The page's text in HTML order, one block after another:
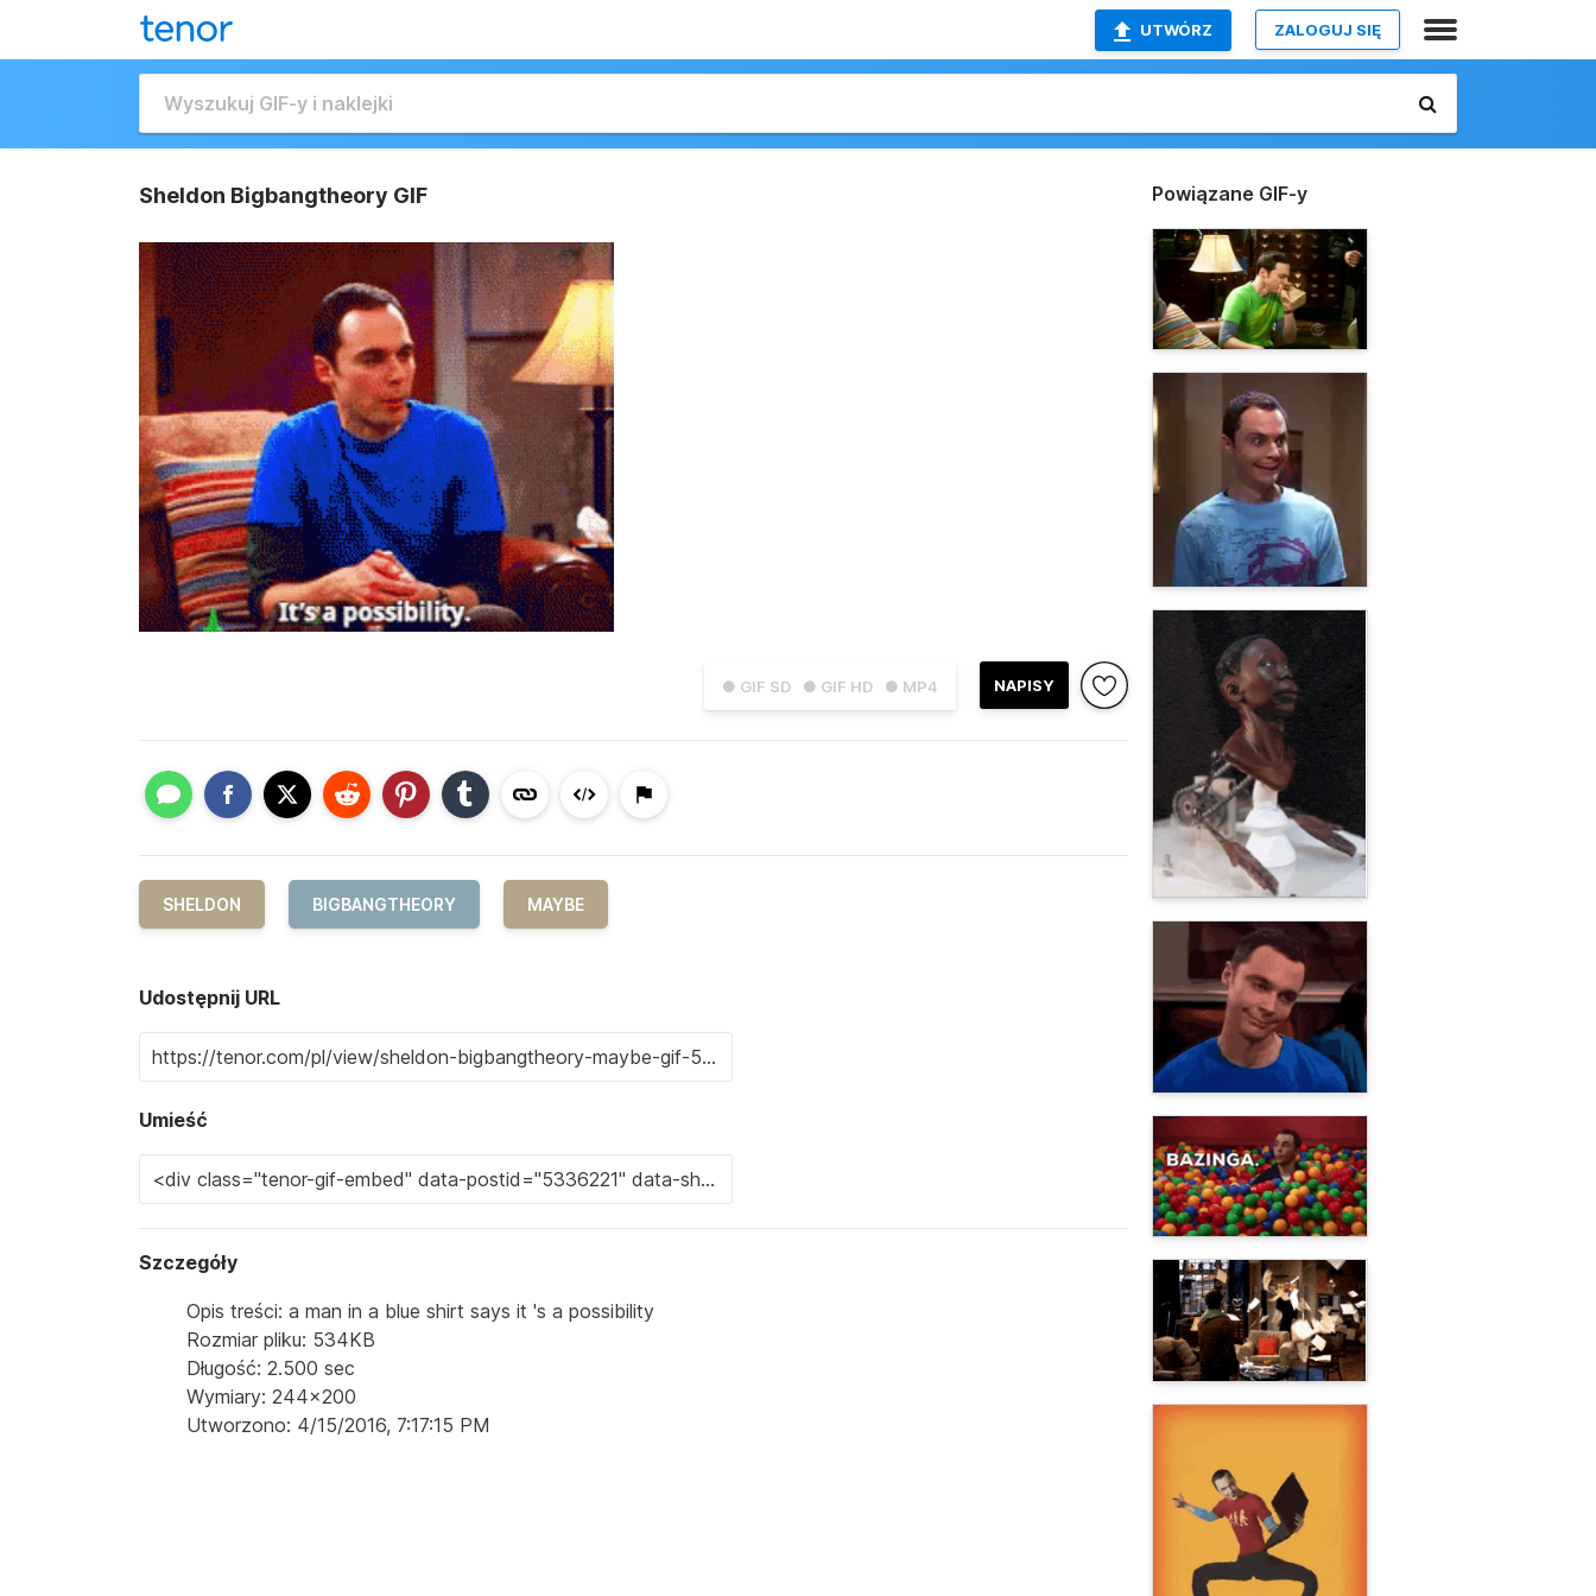
UTWÓRZ ZALOGUJ SIĘ
Sheldon Bigbangtheory GIF
● GIF SD ● GIF HD ● MP4 NAPISY
SHELDON BIGBANGTHEORY MAYBE
Udostępnij URL
Umieść
Szczegóły
Opis treści: a man in a blue shirt says it 's a possibility
Rozmiar pliku: 534KB
Długość: 2.500 sec
Wymiary: 244x200
Utworzono: 4/15/2016, 7:17:15 PM
Powiązane GIF-y